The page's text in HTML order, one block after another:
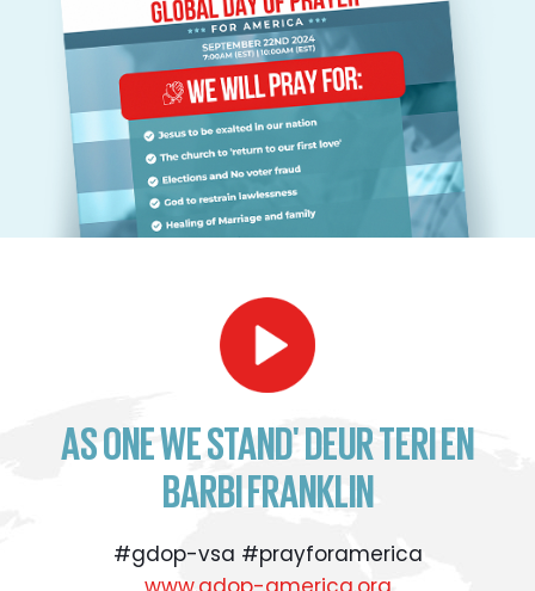
AS ONE WE STAND' DEUR TERI EN
BARBI FRANKLIN
#gdop-vsa #prayforamerica